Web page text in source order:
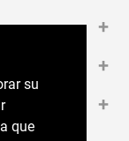
su
estás
su
que
+
+
+